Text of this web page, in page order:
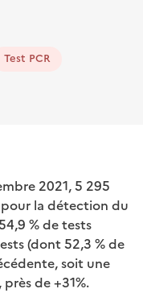
Test PCR
2021, 5 295
pour la détection du
% de tests
(dont 52,3 % de
soit une
de +31%.